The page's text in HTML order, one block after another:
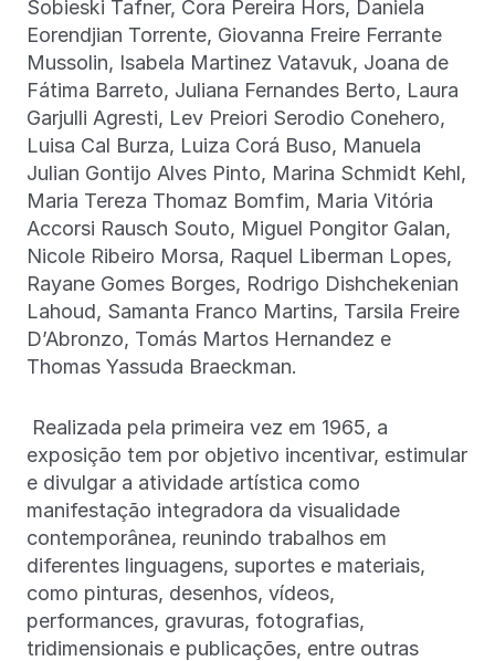
Sobieski Tafner, Cora Pereira Hors, Daniela
Eorendjian Torrente, Giovanna Freire Ferrante
Mussolin, Isabela Martinez Vatavuk, Joana de
Fátima Barreto, Juliana Fernandes Berto, Laura
Garjulli Agresti, Lev Preiori Serodio Conehero,
Luisa Cal Burza, Luiza Corá Buso, Manuela
Julian Gontijo Alves Pinto, Marina Schmidt Kehl,
Maria Tereza Thomaz Bomfim, Maria Vitória
Accorsi Rausch Souto, Miguel Pongitor Galan,
Nicole Ribeiro Morsa, Raquel Liberman Lopes,
Rayane Gomes Borges, Rodrigo Dishchekenian
Lahoud, Samanta Franco Martins, Tarsila Freire
D’Abronzo, Tomás Martos Hernandez e
Thomas Yassuda Braeckman.
Realizada pela primeira vez em 1965, a
exposição tem por objetivo incentivar, estimular
e divulgar a atividade artística como
manifestação integradora da visualidade
contemporânea, reunindo trabalhos em
diferentes linguagens, suportes e materiais,
como pinturas, desenhos, vídeos,
performances, gravuras, fotografias,
tridimensionais e publicações, entre outras